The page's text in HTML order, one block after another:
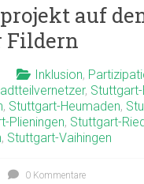
auf
Fildern
Inklusion,
,
, Stuttgart-Heumaden,
Plieningen, Stuttgart-
, Stuttgart-Vaihingen
0 Kommentare